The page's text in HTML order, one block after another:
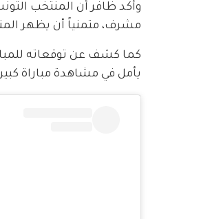
وأكد ظافر أن المنتخب
مشرف، متمنياً أن يظهر
كما كشف عن توقعاته
يأمل في مشاهدة مباراة